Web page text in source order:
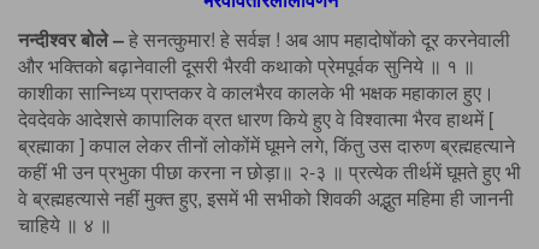
नन्दीश्वर बोले –हे सनत्कुमार! हे सर्वज्ञ ! अब आप महादोषोंको दूर करनेवाली
और भक्तिको बढ़ानेवाली दूसरी भैरवी कथाको प्रेमपूर्वक सुनिये ॥ १ ॥
काशीका सान्निध्य प्राप्तकर वे कालभैरव कालके भी भक्षक महाकाल हुए।
देवदेवके आदेशसे कापालिक व्रत धारण किये हुए वे विश्वात्मा भैरव हाथमें [
ब्रह्माका ] कपाल लेकर तीनों लोकोंमें घूमने लगे, किंतु उस दारुण ब्रह्महत्याने
कहीं भी उन प्रभुका पीछा करना न छोड़ा॥ २-३ ॥ प्रत्येक तीर्थमें घूमते हुए भी
वे ब्रह्महत्यासे नहीं मुक्त हुए, इसमें भी सभीको शिवकी अद्भुत महिमा ही जाननी
चाहिये ॥ ४ ॥